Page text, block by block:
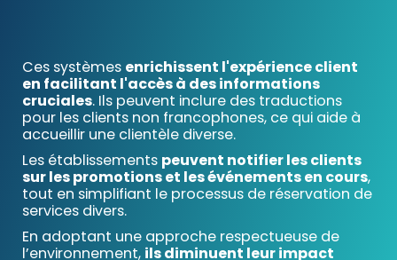
Ces systèmes enrichissent l'expérience client
en facilitant l'accès à des informations
cruciales. Ils peuvent inclure des traductions
pour les clients non francophones, ce qui aide à
accueillir une clientèle diverse.
Les établissements peuvent notifier les clients
sur les promotions et les événements en cours,
tout en simplifiant le processus de réservation de
services divers.
En adoptant une approche respectueuse de
l’environnement, ils diminuent leur impact